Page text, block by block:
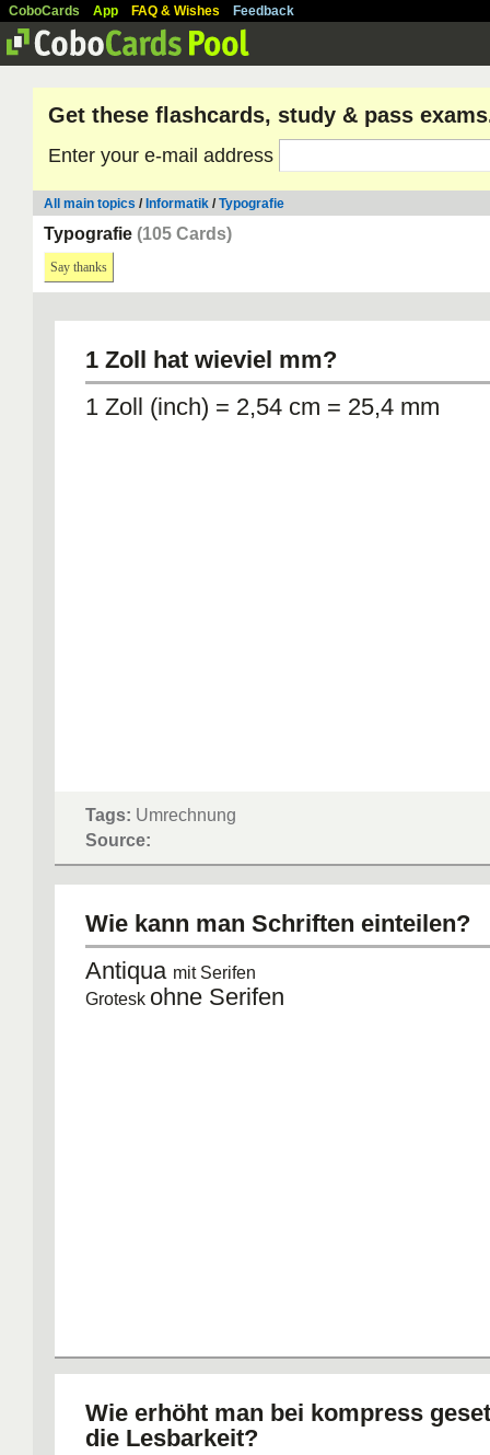
CoboCards App FAQ & Wishes Feedback
Get these flashcards, study & pass
Enter your e-mail address
All main topics / Informatik /Typografie
Typografie (105 Cards)
Say thanks
1 Zoll hat wieviel mm?
1 Zoll (inch) = 2,54 cm = 25,4 mm
Tags: Umrechnung
Source:
Wie kann man Schriften einteilen?
Antiqua mit Serifen
Grotesk ohne Serifen
Wie erhöht man bei kompress
die Lesbarkeit?